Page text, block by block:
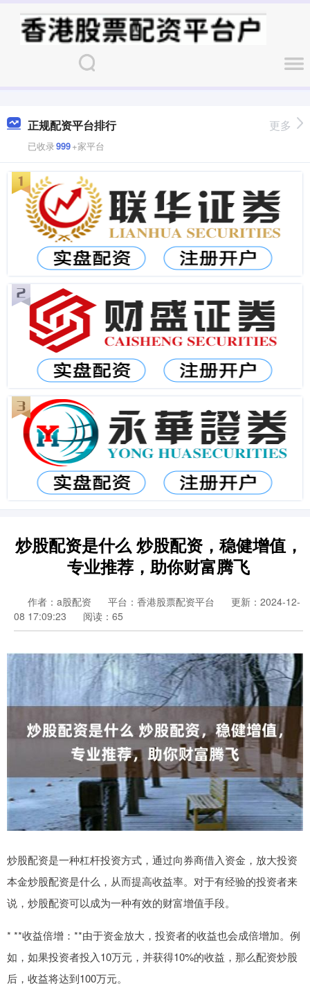
正规配资平台排行
已收录999+家平台
更多
炒股配资是什么 炒股配资，稳健增值，
专业推荐，助你财富腾飞
作者：a股配资 平台：香港股票配资平台
更新：2024-12-
08 17:09:23
阅读：65
炒股配资是一种杠杆投资方式，通过向券商借入资金，放大投资
本金炒股配资是什么，从而提高收益率。对于有经验的投资者来
说，炒股配资可以成为一种有效的财富增值手段。
* **收益倍增：**由于资金放大，投资者的收益也会成倍增加。例
如，如果投资者投入10万元，并获得10%的收益，那么配资炒股
后，收益将达到100万元。